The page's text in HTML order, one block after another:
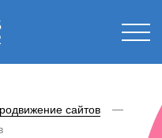
сайтов